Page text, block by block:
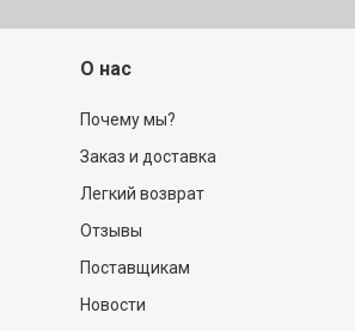
О нас
Почему мы?
Заказ и доставка
Легкий возврат
Отзывы
Поставщикам
Новости